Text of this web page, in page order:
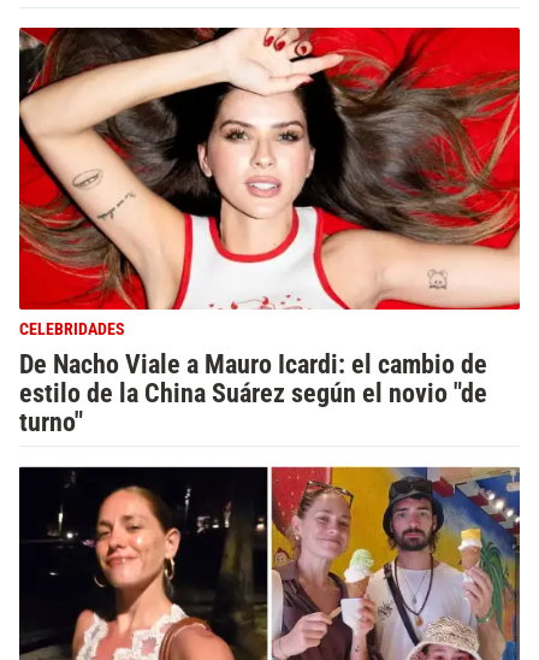
CELEBRIDADES
De Nacho Viale a Mauro Icardi: el cambio de
estilo de la China Suárez según el novio "de
turno"